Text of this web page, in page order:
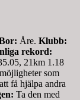
Åre. Klubb:
rekord:
21km 1.18
som
få hjälpa andra
Ta den med